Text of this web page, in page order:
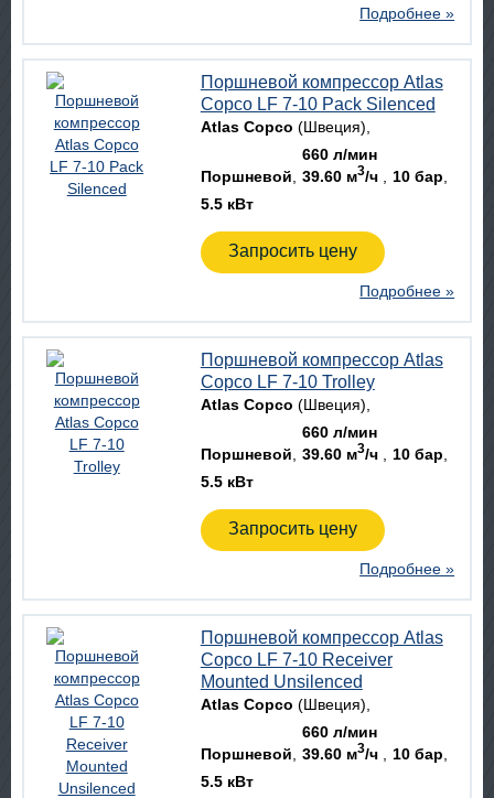
Подробнее »
Поршневой компрессор Atlas
Copco LF 7-10 Pack Silenced
Atlas Copco (Швеция)
Поршневой
660 л/мин
39.60 м3/ч
10 бар
5.5 кВт
Запросить цену
Подробнее »
Поршневой компрессор Atlas
Copco LF 7-10 Trolley
Atlas Copco (Швеция)
Поршневой
660 л/мин
39.60 м3/ч
10 бар
5.5 кВт
Запросить цену
Подробнее »
Поршневой компрессор Atlas
Copco LF 7-10 Receiver
Mounted Unsilenced
Atlas Copco (Швеция)
Поршневой
660 л/мин
39.60 м3/ч
10 бар
5.5 кВт